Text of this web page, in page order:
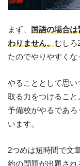
まず、
国語の場合
わりません。むしろ
たのでやりやすくな
やることとして思
取る力をつけること
予備校がやるであ
います。
2つめは短時間で文
約の問題が出題さ